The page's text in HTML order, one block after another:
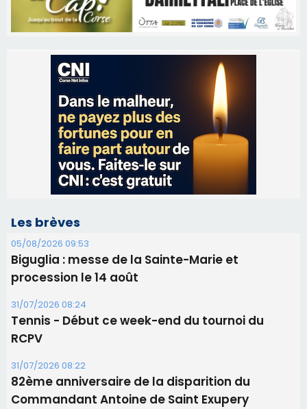
Les brèves
05/08/2026 09:53
Biguglia : messe de la Sainte-Marie et
procession le 14 août
31/07/2026 08:24
Tennis - Début ce week-end du tournoi du
RCPV
31/07/2026 08:22
82ème anniversaire de la disparition du
Commandant Antoine de Saint Exupery